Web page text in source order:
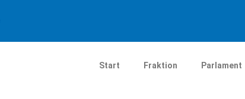
Start Fraktion Parlament